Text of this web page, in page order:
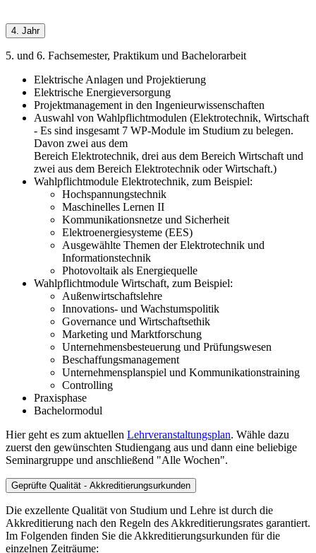
4. Jahr
5. und 6. Fachsemester, Praktikum und Bachelorarbeit
Elektrische Anlagen und Projektierung
Elektrische Energieversorgung
Projektmanagement in den Ingenieurwissenschaften
Auswahl von Wahlpflichtmodulen (Elektrotechnik, Wirtschaft
- Es sind insgesamt 7 WP-Module im Studium zu belegen.
Davon zwei aus dem
Bereich Elektrotechnik, drei aus dem Bereich Wirtschaft und
zwei aus dem Bereich Elektrotechnik oder Wirtschaft.)
Wahlpflichtmodule Elektrotechnik, zum Beispiel:
Hochspannungstechnik
Maschinelles Lernen II
Kommunikationsnetze und Sicherheit
Elektroenergiesysteme (EES)
Ausgewählte Themen der Elektrotechnik und
Informationstechnik
Photovoltaik als Energiequelle
Wahlpflichtmodule Wirtschaft, zum Beispiel:
Außenwirtschaftslehre
Innovations- und Wachstumspolitik
Governance und Wirtschaftsethik
Marketing und Marktforschung
Unternehmensbesteuerung und Prüfungswesen
Beschaffungsmanagement
Unternehmensplanspiel und Kommunikationstraining
Controlling
Praxisphase
Bachelormodul
Hier geht es zum aktuellen Lehrveranstaltungsplan. Wähle dazu
zuerst den gewünschten Studiengang aus und dann eine beliebige
Seminargruppe und anschließend "Alle Wochen".
Geprüfte Qualität - Akkreditierungsurkunden
Die exzellente Qualität von Studium und Lehre ist durch die
Akkreditierung nach den Regeln des Akkreditierungsrates garantiert.
Im Folgenden finden Sie die Akkreditierungsurkunden für die
einzelnen Zeiträume: